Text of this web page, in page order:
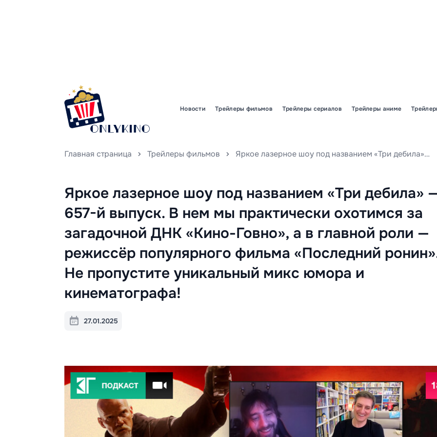
Новости Трейлеры фильмов Трейлеры сериалов Трейлеры аниме
Главная страница Трейлеры фильмов Яркое лазерное шоу под названием «Три дебила» — 657-й выпуск. В нем мы практически охотимся за загадочной ДНК «Kинo-Говно», а в главной роли — режиссёр популярного фильма «Последний ронин». Не пропустите уникальный микс юмора и кинематографа!
Яркое лазерное шоу под названием «Три дебила»
657-й выпуск. В нем мы практически охотимся за
загадочной ДНК «Kинo-Говно», а в главной роли —
режиссёр популярного фильма «Последний
Не пропустите уникальный микс юмора и
кинематографа!
27.01.2025